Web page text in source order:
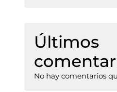
Últimos
No hay comentarios